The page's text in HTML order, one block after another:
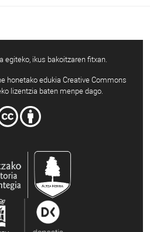
egiteko, ikus bakoitzaren fitxan.
honetako edukia Creative Commons
lizentzia baten menpe dago.